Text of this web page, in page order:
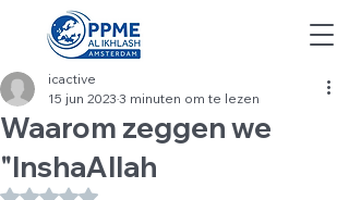
Waarom zeggen we
"InshaAllah
icactive
15 jun 2023 3 minuten om te lezen
Beoordeeld met NaN uit 5 sterren.